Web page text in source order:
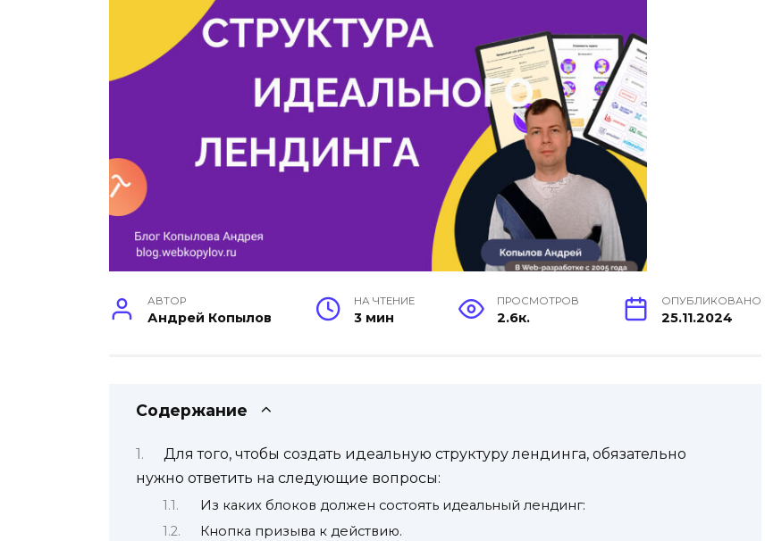
АВТОР
Андрей Копылов
НА ЧТЕНИЕ
3 мин
ПРОСМОТРОВ
2.6к.
ОПУБЛИКОВАНО
25.11.2024
Содержание
Для того, чтобы создать идеальную структуру лендинга, обязательно
нужно ответить на следующие вопросы:
Из каких блоков должен состоять идеальный лендинг:
Кнопка призыва к действию.